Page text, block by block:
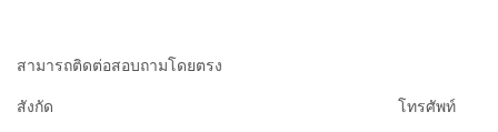
สามารถติดต่อสอบถามโดยตรง
สังกัด
โทรศัพท์